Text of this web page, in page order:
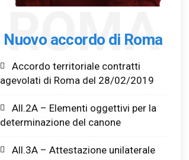
Nuovo accordo di Roma
ROMA
Accordo territoriale contratti
agevolati di Roma del 28/02/2019
All.2A – Elementi oggettivi per la
determinazione del canone
All.3A – Attestazione unilaterale